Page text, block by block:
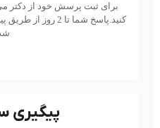
برای ثبت پرسش خود از دکتر
کنید.پاسخ شما تا 2
پیگیری